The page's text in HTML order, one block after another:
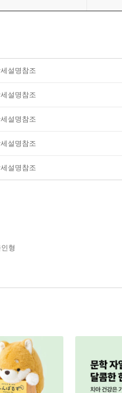
설명참조
설명참조
설명참조
설명참조
설명참조
형